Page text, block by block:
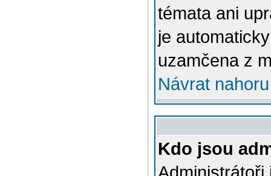
témata ani
je
uzamčena z
Návrat nahoru
Kdo jsou